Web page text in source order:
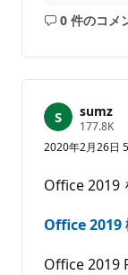
0 件のコメ
コ
ト
あ
り
せ
sumz
177.8K評
価
の
イ
ン
2020年2月26日
Office 2019
Office 2019
Office 2019